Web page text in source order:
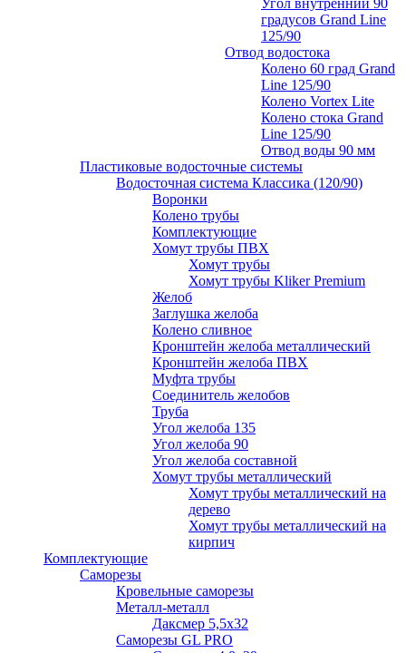
Угол внутренний 90
градусов Grand Line
125/90
Отвод водостока
Колено 60 град Grand
Line 125/90
Колено Vortex Lite
Колено стока Grand
Line 125/90
Отвод воды 90 мм
Пластиковые водосточные системы
Водосточная система Классика (120/90)
Воронки
Колено трубы
Комплектующие
Хомут трубы ПВХ
Хомут трубы
Хомут трубы Kliker Premium
Желоб
Заглушка желоба
Колено сливное
Кронштейн желоба металлический
Кронштейн желоба ПВХ
Муфта трубы
Соединитель желобов
Труба
Угол желоба 135
Угол желоба 90
Угол желоба составной
Хомут трубы металлический
Хомут трубы металлический на
дерево
Хомут трубы металлический на
кирпич
Комплектующие
Саморезы
Кровельные саморезы
Металл-металл
Даксмер 5,5х32
Саморезы GL PRO